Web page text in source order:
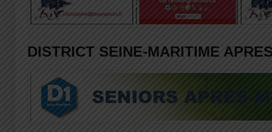
DISTRICT SEINE-MARITIME